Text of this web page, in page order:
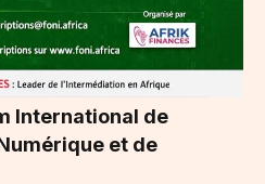
International de
et de